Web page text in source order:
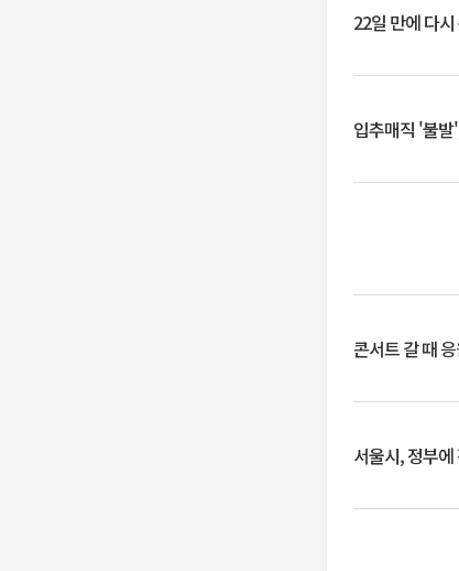
22일 만에 다
입추매직 '불
콘서트 갈 때
서울시, 정부